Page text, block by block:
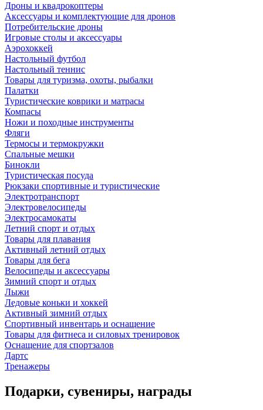
Дроны и квадрокоптеры
Аксессуары и комплектующие для дронов
Потребительские дроны
Игровые столы и аксессуары
Аэрохоккей
Настольный футбол
Настольный теннис
Товары для туризма, охоты, рыбалки
Палатки
Туристические коврики и матрасы
Компасы
Ножи и походные инструменты
Фляги
Термосы и термокружки
Спальные мешки
Бинокли
Туристическая посуда
Рюкзаки спортивные и туристические
Электротранспорт
Электровелосипеды
Электросамокаты
Летний спорт и отдых
Товары для плавания
Активный летний отдых
Товары для бега
Велосипеды и аксессуары
Зимний спорт и отдых
Лыжи
Ледовые коньки и хоккей
Активный зимний отдых
Спортивный инвентарь и оснащение
Товары для фитнеса и силовых тренировок
Оснащение для спортзалов
Дартс
Тренажеры
Подарки, сувениры, награды